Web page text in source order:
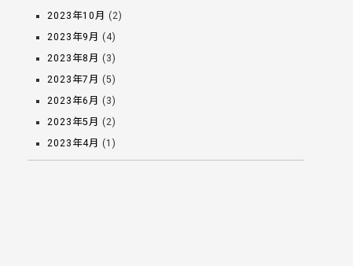
2023年10月 (2)
2023年9月 (4)
2023年8月 (3)
2023年7月 (5)
2023年6月 (3)
2023年5月 (2)
2023年4月 (1)